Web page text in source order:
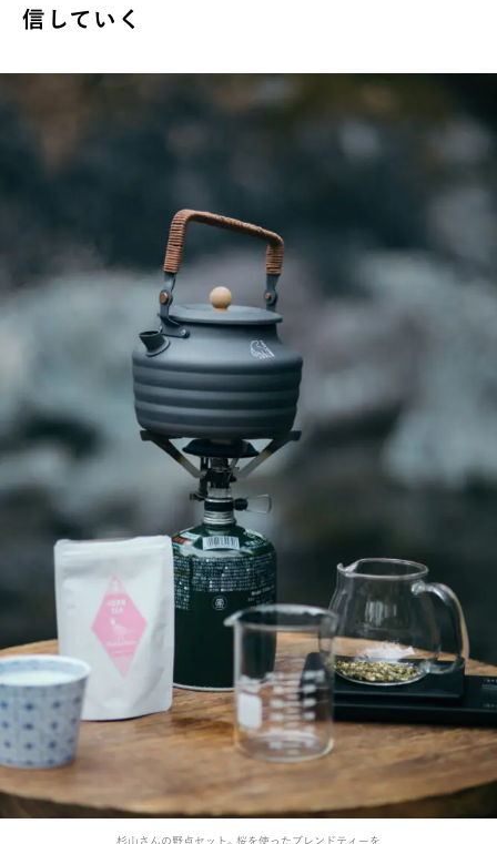
信していく
杉山さんの野点セット。桜を使ったブレンドティーを